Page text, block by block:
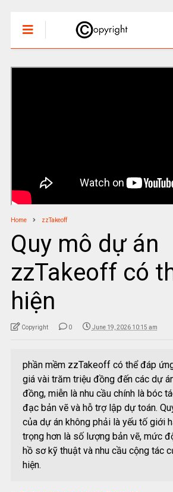
Home zzTakeoff
Quy mô dự án
zzTakeoff có
hiện
Copyright 0 June 19, 2026 10:15 am
phần mềm zzTakeoff có thể đáp
giá vài trăm triệu đồng đến các dự
đồng, miễn là nhu cầu chính là bóc
đạc bản vẽ và hỗ trợ lập dự toán.
của dự án không phải là yếu tố giới
trọng hơn là số lượng bản vẽ, mức
hồ sơ kỹ thuật và nhu cầu cộng tác
hiện.